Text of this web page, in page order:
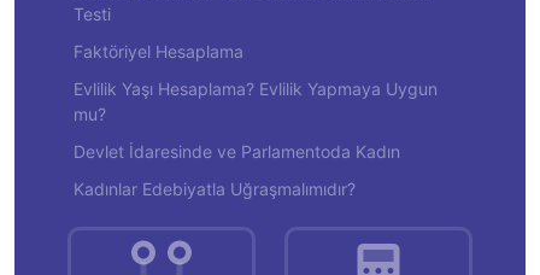
Testi
Faktöriyel Hesaplama
Evlilik Yaşı Hesaplama? Evlilik Yapmaya Uygun
mu?
Devlet İdaresinde ve Parlamentoda Kadın
Kadınlar Edebiyatla Uğraşmalımıdır?